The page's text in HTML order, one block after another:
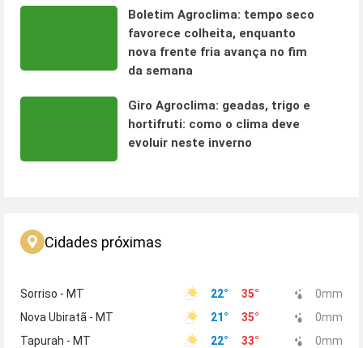
Boletim Agroclima: tempo seco
favorece colheita, enquanto
nova frente fria avança no fim
da semana
Giro Agroclima: geadas, trigo e
hortifruti: como o clima deve
evoluir neste inverno
Cidades próximas
Sorriso - MT 22° 35° 0mm
Nova Ubiratã - MT
21° 35° 0mm
Tapurah - MT
22° 33° 0mm